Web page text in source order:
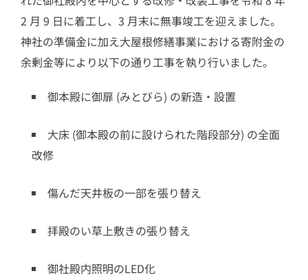
2 月 9 日に着工し、3 月末に無事竣工を迎えました。
神社の準備金に加え大屋根修繕事業における寄附金の
余剰金等により以下の通り工事を執り行いました。
御本殿に御扉 (みとびら) の新造・設置
大床 (御本殿の前に設けられた階段部分) の全面
改修
傷んだ天井板の一部を張り替え
拝殿のい草上敷きの張り替え
御社殿内照明のLED化